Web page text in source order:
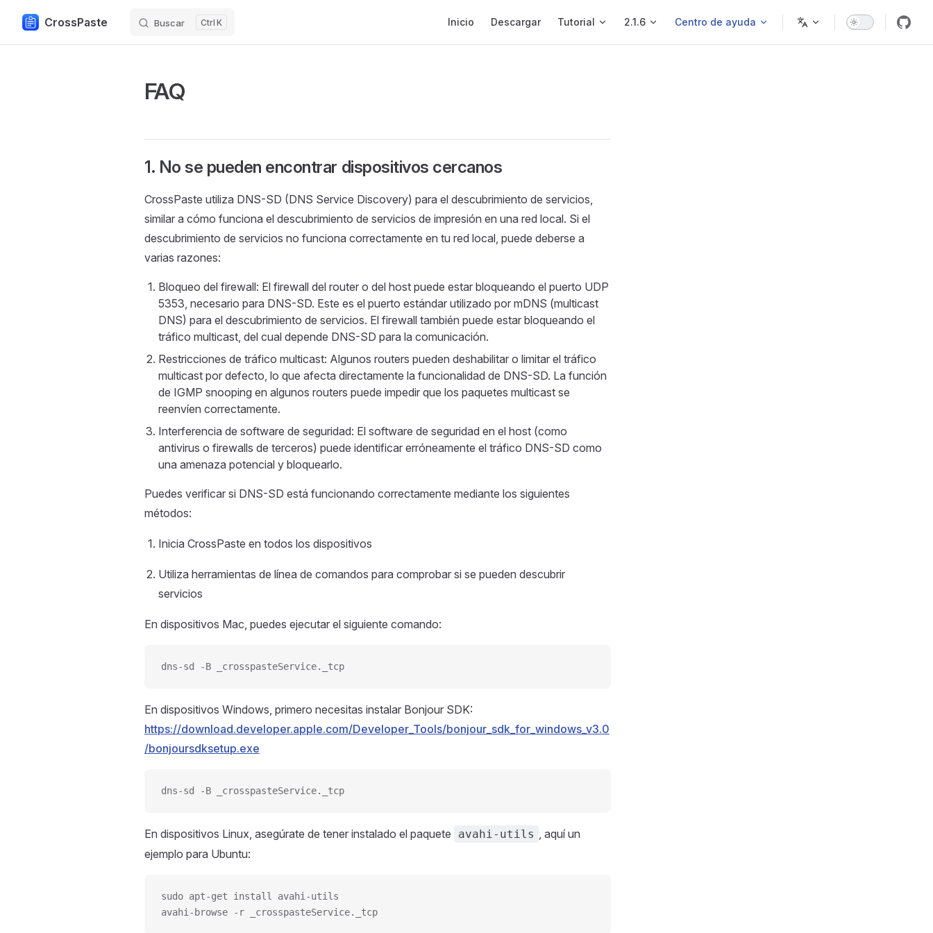
Skip to content
CrossPaste Buscar K Inicio Descargar Tutorial 2.1.6 Centro de ayuda
FAQ
1. No se pueden encontrar dispositivos cercanos
CrossPaste utiliza DNS-SD (DNS Service Discovery) para el descubrimiento de servicios,
similar a cómo funciona el descubrimiento de servicios de impresión en una red local. Si el
descubrimiento de servicios no funciona correctamente en tu red local, puede deberse a
varias razones:
Bloqueo del firewall: El firewall del router o del host puede estar bloqueando el puerto UDP
5353, necesario para DNS-SD. Este es el puerto estándar utilizado por mDNS (multicast
DNS) para el descubrimiento de servicios. El firewall también puede estar bloqueando el
tráfico multicast, del cual depende DNS-SD para la comunicación.
Restricciones de tráfico multicast: Algunos routers pueden deshabilitar o limitar el tráfico
multicast por defecto, lo que afecta directamente la funcionalidad de DNS-SD. La función
de IGMP snooping en algunos routers puede impedir que los paquetes multicast se
reenvíen correctamente.
Interferencia de software de seguridad: El software de seguridad en el host (como
antivirus o firewalls de terceros) puede identificar erróneamente el tráfico DNS-SD como
una amenaza potencial y bloquearlo.
Puedes verificar si DNS-SD está funcionando correctamente mediante los siguientes
métodos:
Inicia CrossPaste en todos los dispositivos
Utiliza herramientas de línea de comandos para comprobar si se pueden descubrir
servicios
En dispositivos Mac, puedes ejecutar el siguiente comando:
dns-sd -B _crosspasteService._tcp
En dispositivos Windows, primero necesitas instalar Bonjour SDK:
https://download.developer.apple.com/Developer_Tools/bonjour_sdk_for_windows_v3.0
/bonjoursdksetup.exe
dns-sd -B _crosspasteService._tcp
En dispositivos Linux, asegúrate de tener instalado el paquete avahi-utils , aquí un
ejemplo para Ubuntu:
sudo apt-get install avahi-utils
avahi-browse -r _crosspasteService._tcp